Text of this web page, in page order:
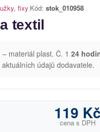
fixy|Kód: stok_010958
textil
– materiál plast. Č. 1 24
údajů dodavatele.
119 Kč
cena s DPH